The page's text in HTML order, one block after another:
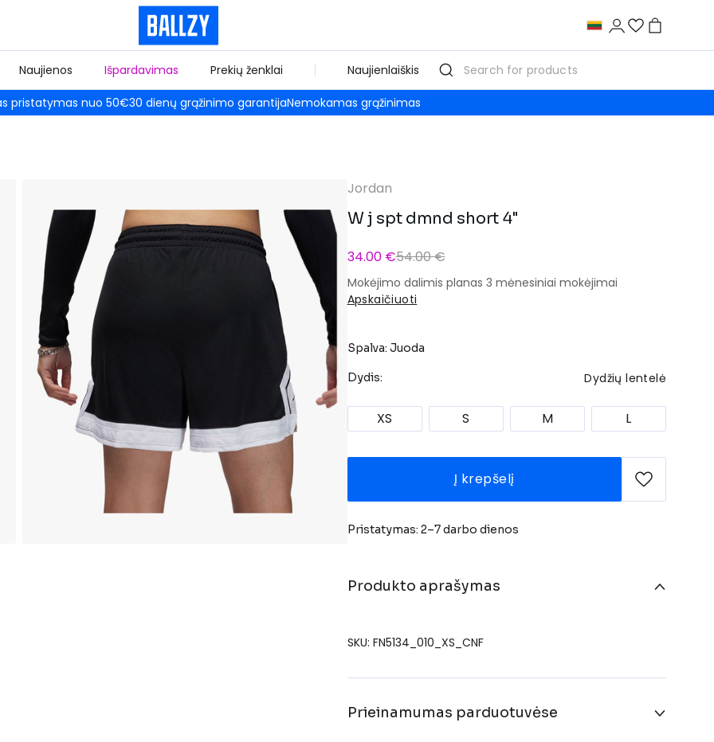
Naujienos Išpardavimas Prekių ženklai Naujienlaiškis
pristatymas nuo 50€30 dienų grąžinimo garantijaNemokamas grąžinimas
Jordan
W j spt dmnd short 4"
34.00 €54.00 €
Mokėjimo dalimis planas 3 mėnesiniai mokėjimai
Apskaičiuoti
Spalva: Juoda
Dydis: Dydžių lentelė
XS S M L
Į krepšelį
Pristatymas: 2–7 darbo dienos
Produkto aprašymas
SKU: FN5134_010_XS_CNF
Prieinamumas parduotuvėse